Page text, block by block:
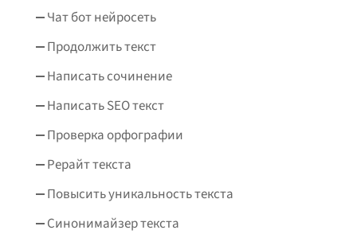
Чат бот нейросеть
Продолжить текст
Написать сочинение
Написать SEO текст
Проверка орфографии
Рерайт текста
Повысить уникальность текста
Синонимайзер текста